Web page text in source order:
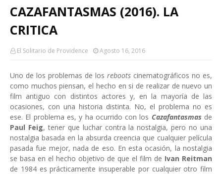
CAZAFANTASMAS (2016). LA
CRITICA
El Solitario de Providence Agosto 16, 2016
Uno de los problemas de los reboots cinematográficos no es,
como muchos piensan, el hecho en si de realizar de nuevo un
film antiguo con distintos actores y, en la mayoría de las
ocasiones, con una historia distinta. No, el problema no es
ese. El problema es, y ha ocurrido con los Cazafantasmas de
Paul Feig, tener que luchar contra la nostalgia, pero no una
nostalgia basada en la absurda creencia que cualquier película
pasada fue mejor, nada de eso. En esta ocasión, la nostalgia
se basa en el hecho objetivo de que el film de Ivan Reitman
de 1984 es prácticamente insuperable por cualquier otro film